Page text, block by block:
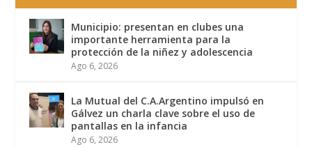
Municipio: presentan en clubes una
importante herramienta para la
protección de la niñez y adolescencia
Ago 6, 2026
La Mutual del C.A.Argentino impulsó en
Gálvez un charla clave sobre el uso de
pantallas en la infancia
Ago 6, 2026